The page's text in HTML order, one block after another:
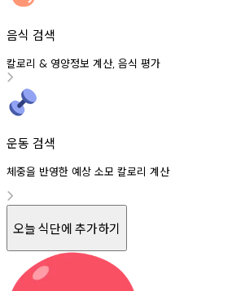
음식 검색
칼로리 & 영양정보 계산, 음식 평가
운동 검색
체중을 반영한 예상 소모 칼로리 계산
오늘 식단에 추가하기